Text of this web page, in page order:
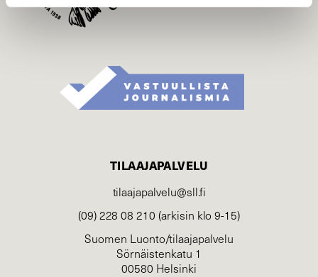
TILAAJAPALVELU
tilaajapalvelu@sll.fi
(09) 228 08 210 (arkisin klo 9-15)
Suomen Luonto/tilaajapalvelu
Sörnäistenkatu 1
00580 Helsinki